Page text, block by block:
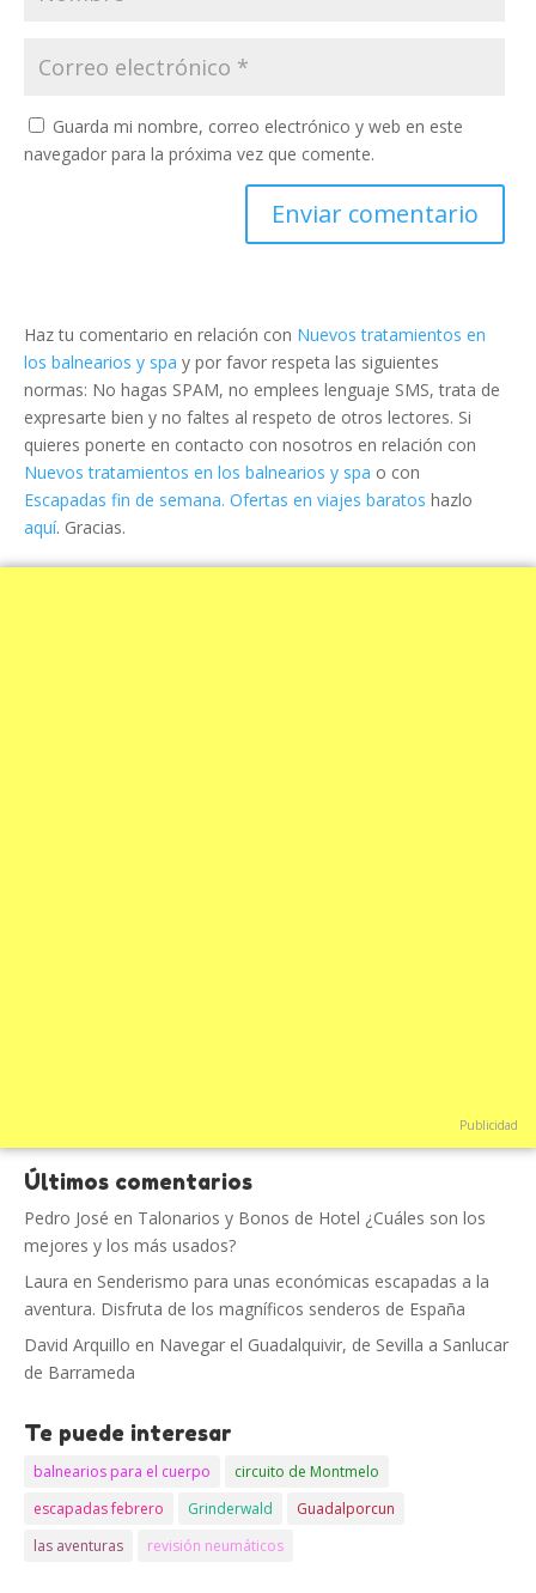
Guarda mi nombre, correo electrónico y web en este
navegador para la próxima vez que comente.
Haz tu comentario en relación con Nuevos tratamientos en
los balnearios y spa y por favor respeta las siguientes
normas: No hagas SPAM, no emplees lenguaje SMS, trata de
expresarte bien y no faltes al respeto de otros lectores. Si
quieres ponerte en contacto con nosotros en relación con
Nuevos tratamientos en los balnearios y spa o con
Escapadas fin de semana. Ofertas en viajes baratos hazlo
aquí. Gracias.
Publicidad
Últimos comentarios
Pedro José en Talonarios y Bonos de Hotel ¿Cuáles son los
mejores y los más usados?
Laura en Senderismo para unas económicas escapadas a la
aventura. Disfruta de los magníficos senderos de España
David Arquillo en Navegar el Guadalquivir, de Sevilla a Sanlucar
de Barrameda
Te puede interesar
balnearios para el cuerpo
circuito de Montmelo
escapadas febrero
Grinderwald
Guadalporcun
las aventuras
revisión neumáticos